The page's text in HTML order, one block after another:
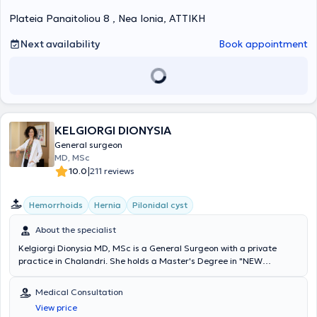
of the Medical Association of Athens, the Hellenic Surgical Society,
Techniques, as well as the European Association for Endoscopic
Plateia Panaitoliou 8 , Nea Ionia, ΑΤΤΙΚΗ
Next availability
Book appointment
KELGIORGI DIONYSIA
General surgeon
MD, MSc
10.0|211 reviews
Hemorrhoids Hernia Pilonidal cyst
About the specialist
Kelgiorgi Dionysia MD, MSc is a General Surgeon with a private
practice in Chalandri. She holds a Master's Degree in "NEW
TECHNIQUES – BARIATRIC SURGERY" from the National and
Kapodistrian University of Athens (NKUA). She is currently an
instructor in this postgraduate program at the University of Athens.
Medical Consultation
View price